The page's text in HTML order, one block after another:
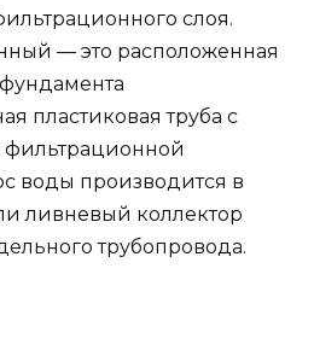
слоя.
— это расположенная
пластиковая труба с
фильтрационной
воды производится в
ливневый коллектор
трубопровода.